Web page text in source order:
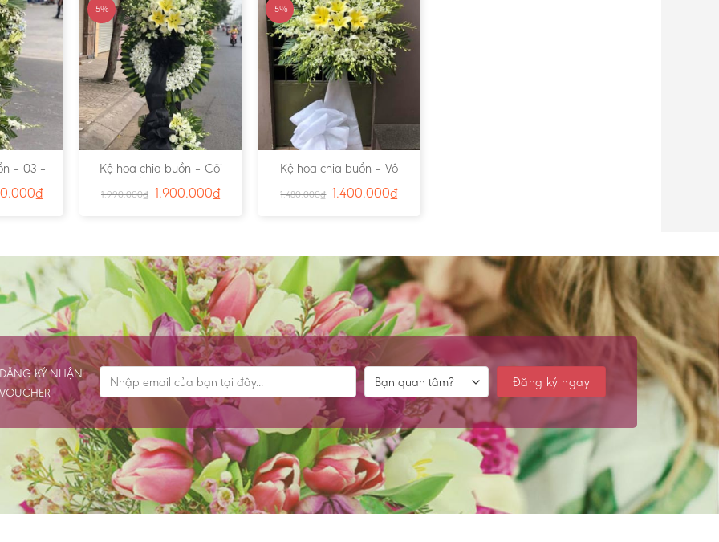
– 03 –
₫
-5%
Kệ hoa chia buồn – Cõi
Vĩnh Hằng – Ms:3809
1.990.000₫ 1.900.000₫
-5%
Kệ hoa chia buồn – Vô
cùng thương tiếc- Ms:1995
1.480.000₫ 1.400.000₫
ĐĂNG KÝ NHẬN
VOUCHER